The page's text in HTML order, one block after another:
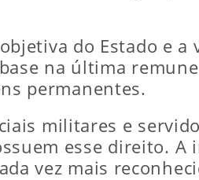
do Estado e a
na última
permanentes.
militares e
esse direito. A
vez mais